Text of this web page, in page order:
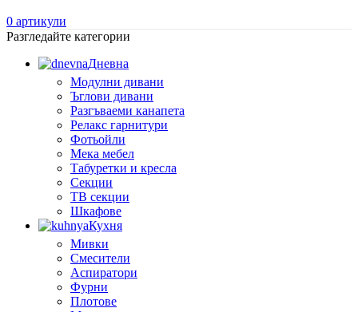
0 артикули
Разгледайте категории
Дневна
Модулни дивани
Ъглови дивани
Разгъваеми канапета
Релакс гарнитури
Фотьойли
Мека мебел
Табуретки и кресла
Секции
ТВ секции
Шкафове
Кухня
Мивки
Смесители
Аспиратори
Фурни
Плотове